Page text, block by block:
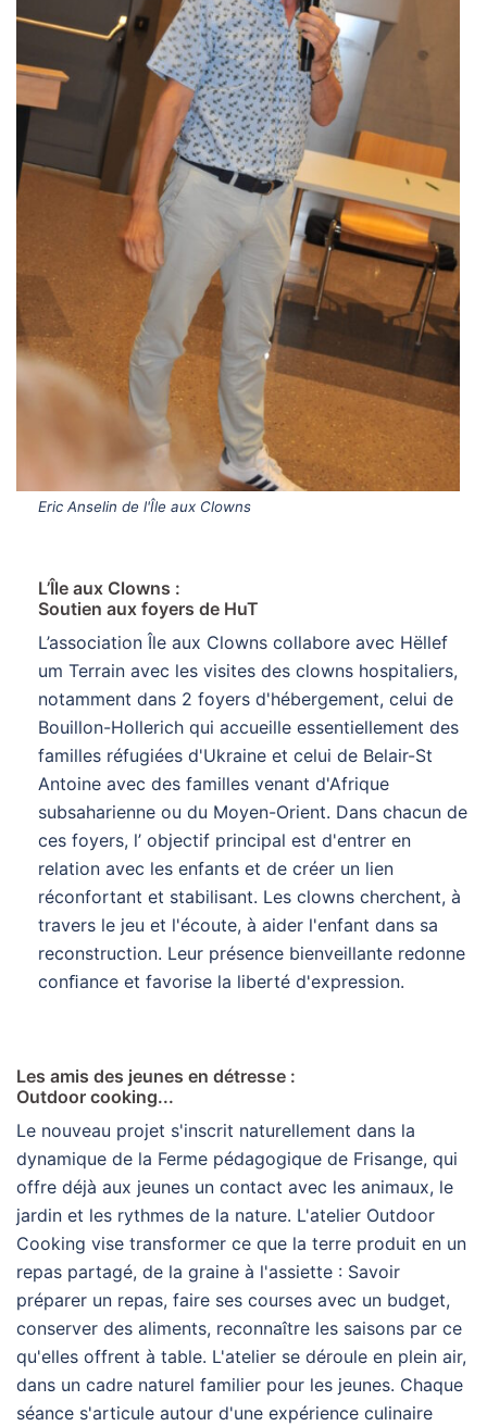
Eric Anselin de l'Île aux Clowns
L’Île aux Clowns :
Soutien aux foyers de HuT
L’association Île aux Clowns collabore avec Hëllef
um Terrain avec les visites des clowns hospitaliers,
notamment dans 2 foyers d'hébergement, celui de
Bouillon-Hollerich qui accueille essentiellement des
familles réfugiées d'Ukraine et celui de Belair-St
Antoine avec des familles venant d'Afrique
subsaharienne ou du Moyen-Orient. Dans chacun de
ces foyers, l’ objectif principal est d'entrer en
relation avec les enfants et de créer un lien
réconfortant et stabilisant. Les clowns cherchent, à
travers le jeu et l'écoute, à aider l'enfant dans sa
reconstruction. Leur présence bienveillante redonne
conﬁance et favorise la liberté d'expression.
Les amis des jeunes en détresse :
Outdoor cooking...
Le nouveau projet s'inscrit naturellement dans la
dynamique de la Ferme pédagogique de Frisange, qui
offre déjà aux jeunes un contact avec les animaux, le
jardin et les rythmes de la nature. L'atelier Outdoor
Cooking vise transformer ce que la terre produit en un
repas partagé, de la graine à l'assiette : Savoir
préparer un repas, faire ses courses avec un budget,
conserver des aliments, reconnaître les saisons par ce
qu'elles offrent à table. L'atelier se déroule en plein air,
dans un cadre naturel familier pour les jeunes. Chaque
séance s'articule autour d'une expérience culinaire